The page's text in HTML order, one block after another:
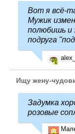
Вот я всё-
Мужик
полюбишь и
подруга
Ищу жену-
Задумка
розовые